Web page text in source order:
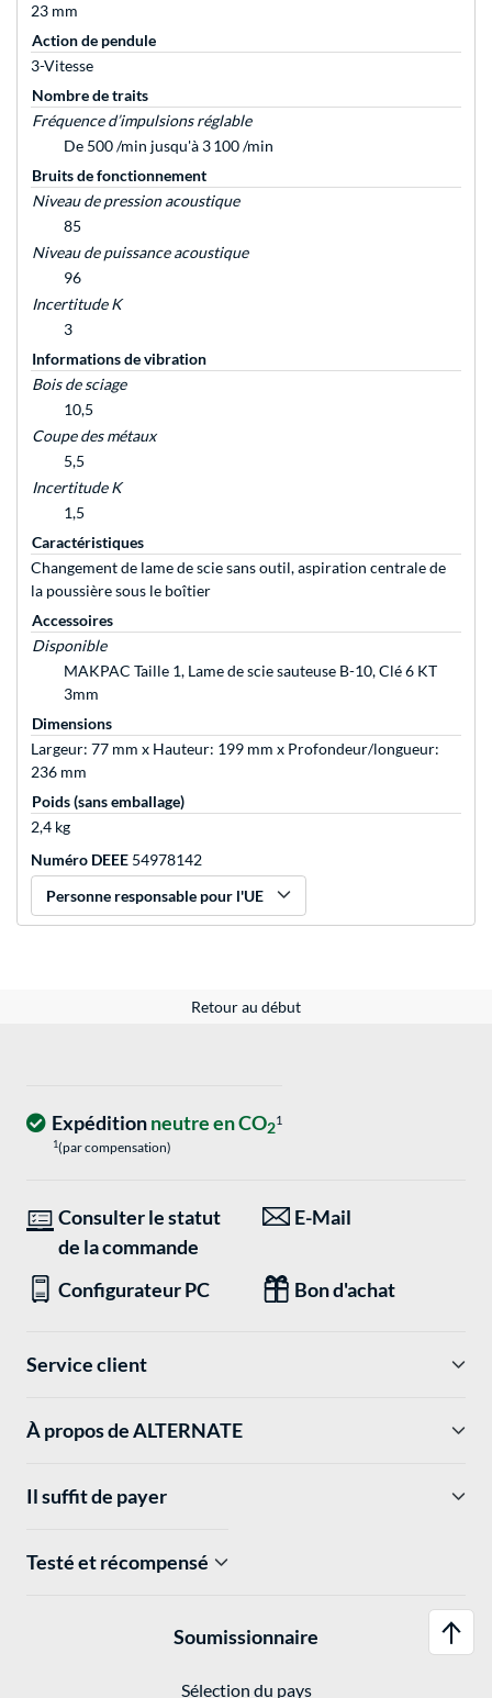
23 mm
Action de pendule
3-Vitesse
Nombre de traits
Fréquence d’impulsions réglable
De 500 /min jusqu'à 3 100 /min
Bruits de fonctionnement
Niveau de pression acoustique
85
Niveau de puissance acoustique
96
Incertitude K
3
Informations de vibration
Bois de sciage
10,5
Coupe des métaux
5,5
Incertitude K
1,5
Caractéristiques
Changement de lame de scie sans outil, aspiration centrale de
la poussière sous le boîtier
Accessoires
Disponible
MAKPAC Taille 1, Lame de scie sauteuse B-10, Clé 6 KT
3mm
Dimensions
Largeur: 77 mm x Hauteur: 199 mm x Profondeur/longueur:
236 mm
Poids (sans emballage)
2,4 kg
Numéro DEEE 54978142
Personne responsable pour l'UE
Retour au début
Expéditionneutre en CO21
1(par compensation)
Consulter le statut
de la commande
E-Mail
Configurateur PC Bon d'achat
Service client
À propos de ALTERNATE
Il suffit de payer
Testé et récompensé
Soumissionnaire
Sélection du pays